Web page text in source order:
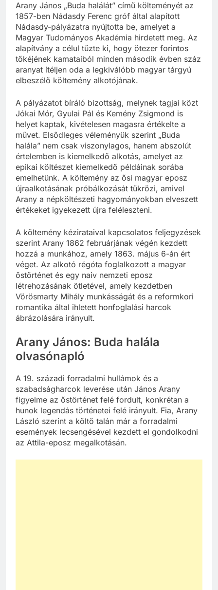
Arany János „Buda halálát” című költeményét az
1857-ben Nádasdy Ferenc gróf által alapított
Nádasdy-pályázatra nyújtotta be, amelyet a
Magyar Tudományos Akadémia hirdetett meg. Az
alapítvány a célul tűzte ki, hogy ötezer forintos
tőkéjének kamataiból minden második évben száz
aranyat ítéljen oda a legkiválóbb magyar tárgyú
elbeszélő költemény alkotójának.
A pályázatot bíráló bizottság, melynek tagjai közt
Jókai Mór, Gyulai Pál és Kemény Zsigmond is
helyet kaptak, kivételesen magasra értékelte a
művet. Elsődleges véleményük szerint „Buda
halála” nem csak viszonylagos, hanem abszolút
értelemben is kiemelkedő alkotás, amelyet az
epikai költészet kiemelkedő példáinak sorába
emelhetünk. A költemény az ősi magyar eposz
újraalkotásának próbálkozását tükrözi, amivel
Arany a népköltészeti hagyományokban elveszett
értékeket igyekezett újra feléleszteni.
A költemény kézirataival kapcsolatos feljegyzések
szerint Arany 1862 februárjának végén kezdett
hozzá a munkához, amely 1863. május 6-án ért
véget. Az alkotó régóta foglalkozott a magyar
őstörténet és egy naiv nemzeti eposz
létrehozásának ötletével, amely kezdetben
Vörösmarty Mihály munkásságát és a reformkori
romantika által ihletett honfoglalási harcok
ábrázolására irányult.
Arany János: Buda halála
olvasónapló
A 19. századi forradalmi hullámok és a
szabadságharcok leverése után János Arany
figyelme az őstörténet felé fordult, konkrétan a
hunok legendás történetei felé irányult. Fia, Arany
László szerint a költő talán már a forradalmi
események lecsengésével kezdett el gondolkodni
az Attila-eposz megalkotásán.